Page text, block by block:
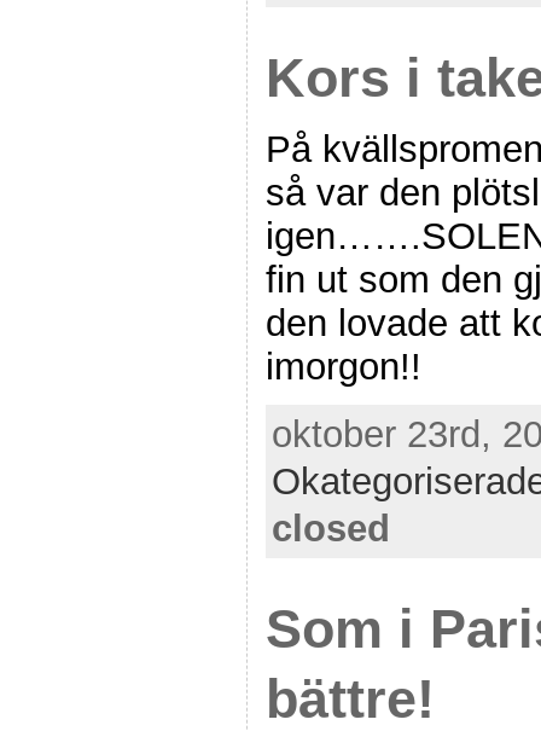
Kors i
På
så var den
fin ut som den
den lovade att
imorgon!!
oktober 23rd,
closed
Som i
bättre!